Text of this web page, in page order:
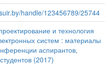
handle/123456789/25744
и технология
систем : материалы
аспирантов,
(2017)